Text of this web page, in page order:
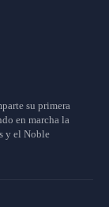
su primera
en marcha la
y el Noble